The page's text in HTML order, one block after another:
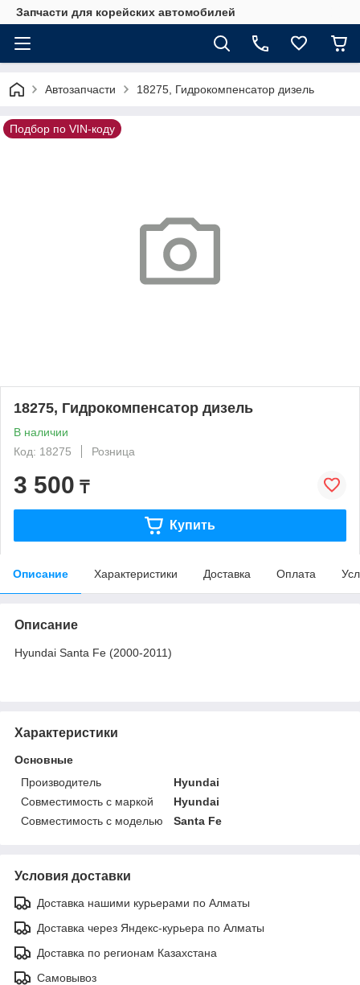
Запчасти для корейских автомобилей
Автозапчасти 18275, Гидрокомпенсатор дизель
Подбор по VIN-коду
18275, Гидрокомпенсатор дизель
В наличии
Код: 18275
Розница
3 500 ₸
Купить
Описание Характеристики Доставка Оплата
Описание
Hyundai Santa Fe (2000-2011)
Характеристики
Основные
Производитель
Hyundai
Совместимость с маркой
Hyundai
Совместимость с моделью
Santa Fe
Условия доставки
Доставка нашими курьерами по Алматы
Доставка через Яндекс-курьера по Алматы
Доставка по регионам Казахстана
Самовывоз